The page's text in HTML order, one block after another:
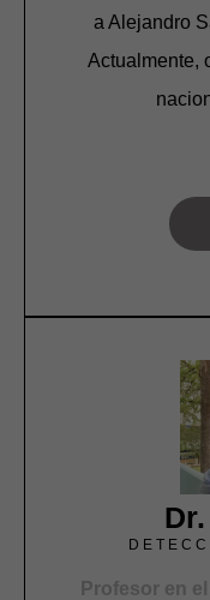
a Alejandro
Actualmente,
Profesor en